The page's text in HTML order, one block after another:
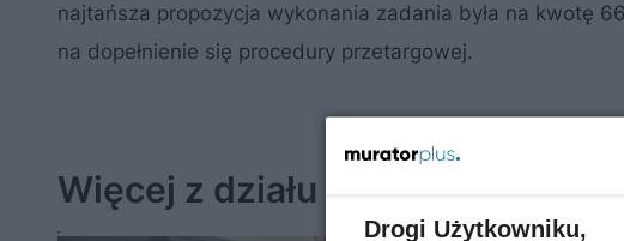
najtańsza propozycja wykonania zadania była na kwotę
na dopełnienie się procedury przetargowej.
Więcej z działu Wieści z rynku
Drogi Użytkowniku,